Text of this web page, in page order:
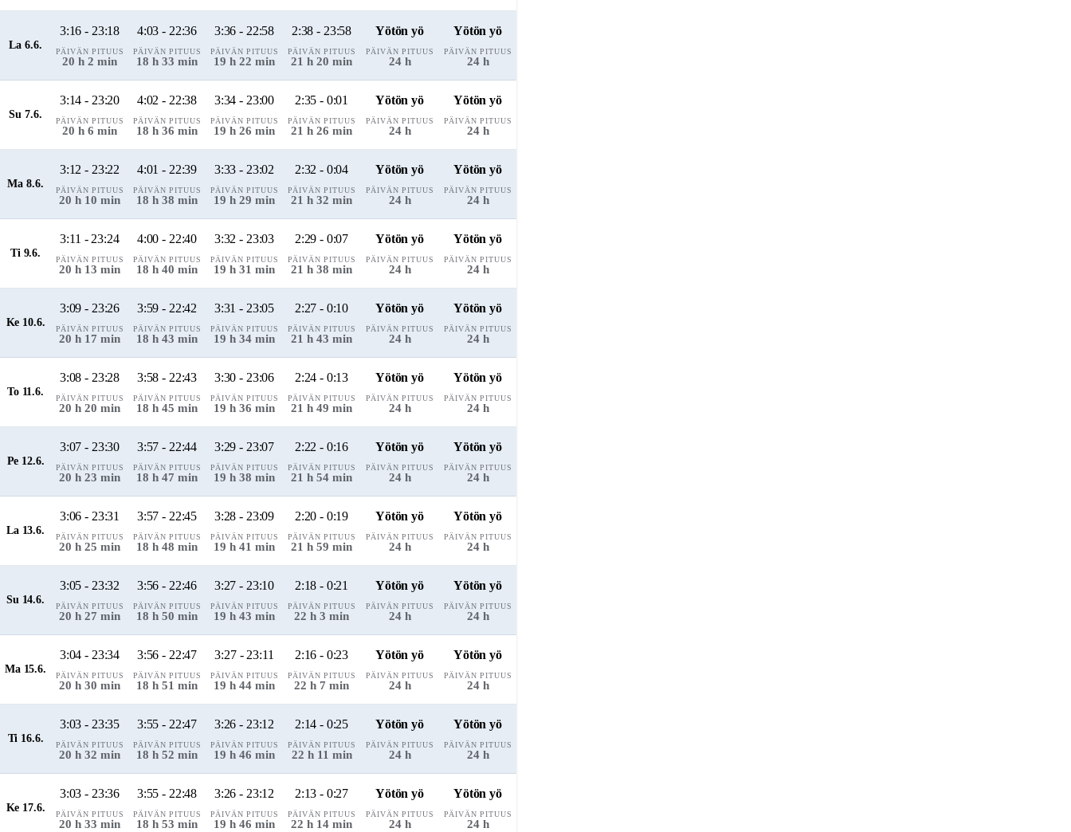
La 6.6.
3:16 - 23:18
PÄIVÄN PITUUS
20 h 2 min
4:03 - 22:36
PÄIVÄN PITUUS
18 h 33 min
3:36 - 22:58
PÄIVÄN PITUUS
19 h 22 min
2:38 - 23:58
PÄIVÄN PITUUS
21 h 20 min
Yötön yö
PÄIVÄN PITUUS
24 h
Yötön yö
PÄIVÄN PITUUS
24 h
Su 7.6.
3:14 - 23:20
PÄIVÄN PITUUS
20 h 6 min
4:02 - 22:38
PÄIVÄN PITUUS
18 h 36 min
3:34 - 23:00
PÄIVÄN PITUUS
19 h 26 min
2:35 - 0:01
PÄIVÄN PITUUS
21 h 26 min
Yötön yö
PÄIVÄN PITUUS
24 h
Yötön yö
PÄIVÄN PITUUS
24 h
Ma 8.6.
3:12 - 23:22
PÄIVÄN PITUUS
20 h 10 min
4:01 - 22:39
PÄIVÄN PITUUS
18 h 38 min
3:33 - 23:02
PÄIVÄN PITUUS
19 h 29 min
2:32 - 0:04
PÄIVÄN PITUUS
21 h 32 min
Yötön yö
PÄIVÄN PITUUS
24 h
Yötön yö
PÄIVÄN PITUUS
24 h
Ti 9.6.
3:11 - 23:24
PÄIVÄN PITUUS
20 h 13 min
4:00 - 22:40
PÄIVÄN PITUUS
18 h 40 min
3:32 - 23:03
PÄIVÄN PITUUS
19 h 31 min
2:29 - 0:07
PÄIVÄN PITUUS
21 h 38 min
Yötön yö
PÄIVÄN PITUUS
24 h
Yötön yö
PÄIVÄN PITUUS
24 h
Ke 10.6.
3:09 - 23:26
PÄIVÄN PITUUS
20 h 17 min
3:59 - 22:42
PÄIVÄN PITUUS
18 h 43 min
3:31 - 23:05
PÄIVÄN PITUUS
19 h 34 min
2:27 - 0:10
PÄIVÄN PITUUS
21 h 43 min
Yötön yö
PÄIVÄN PITUUS
24 h
Yötön yö
PÄIVÄN PITUUS
24 h
To 11.6.
3:08 - 23:28
PÄIVÄN PITUUS
20 h 20 min
3:58 - 22:43
PÄIVÄN PITUUS
18 h 45 min
3:30 - 23:06
PÄIVÄN PITUUS
19 h 36 min
2:24 - 0:13
PÄIVÄN PITUUS
21 h 49 min
Yötön yö
PÄIVÄN PITUUS
24 h
Yötön yö
PÄIVÄN PITUUS
24 h
Pe 12.6.
3:07 - 23:30
PÄIVÄN PITUUS
20 h 23 min
3:57 - 22:44
PÄIVÄN PITUUS
18 h 47 min
3:29 - 23:07
PÄIVÄN PITUUS
19 h 38 min
2:22 - 0:16
PÄIVÄN PITUUS
21 h 54 min
Yötön yö
PÄIVÄN PITUUS
24 h
Yötön yö
PÄIVÄN PITUUS
24 h
La 13.6.
3:06 - 23:31
PÄIVÄN PITUUS
20 h 25 min
3:57 - 22:45
PÄIVÄN PITUUS
18 h 48 min
3:28 - 23:09
PÄIVÄN PITUUS
19 h 41 min
2:20 - 0:19
PÄIVÄN PITUUS
21 h 59 min
Yötön yö
PÄIVÄN PITUUS
24 h
Yötön yö
PÄIVÄN PITUUS
24 h
Su 14.6.
3:05 - 23:32
PÄIVÄN PITUUS
20 h 27 min
3:56 - 22:46
PÄIVÄN PITUUS
18 h 50 min
3:27 - 23:10
PÄIVÄN PITUUS
19 h 43 min
2:18 - 0:21
PÄIVÄN PITUUS
22 h 3 min
Yötön yö
PÄIVÄN PITUUS
24 h
Yötön yö
PÄIVÄN PITUUS
24 h
Ma 15.6.
3:04 - 23:34
PÄIVÄN PITUUS
20 h 30 min
3:56 - 22:47
PÄIVÄN PITUUS
18 h 51 min
3:27 - 23:11
PÄIVÄN PITUUS
19 h 44 min
2:16 - 0:23
PÄIVÄN PITUUS
22 h 7 min
Yötön yö
PÄIVÄN PITUUS
24 h
Yötön yö
PÄIVÄN PITUUS
24 h
Ti 16.6.
3:03 - 23:35
PÄIVÄN PITUUS
20 h 32 min
3:55 - 22:47
PÄIVÄN PITUUS
18 h 52 min
3:26 - 23:12
PÄIVÄN PITUUS
19 h 46 min
2:14 - 0:25
PÄIVÄN PITUUS
22 h 11 min
Yötön yö
PÄIVÄN PITUUS
24 h
Yötön yö
PÄIVÄN PITUUS
24 h
Ke 17.6.
3:03 - 23:36
PÄIVÄN PITUUS
20 h 33 min
3:55 - 22:48
PÄIVÄN PITUUS
18 h 53 min
3:26 - 23:12
PÄIVÄN PITUUS
19 h 46 min
2:13 - 0:27
PÄIVÄN PITUUS
22 h 14 min
Yötön yö
PÄIVÄN PITUUS
24 h
Yötön yö
PÄIVÄN PITUUS
24 h